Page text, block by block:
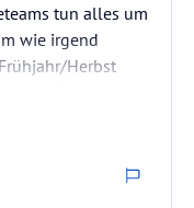
tun alles um
wie irgend
Herbst
Urlaub
im
sind geräumig